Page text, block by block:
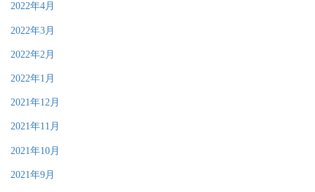
2022年4月
2022年3月
2022年2月
2022年1月
2021年12月
2021年11月
2021年10月
2021年9月